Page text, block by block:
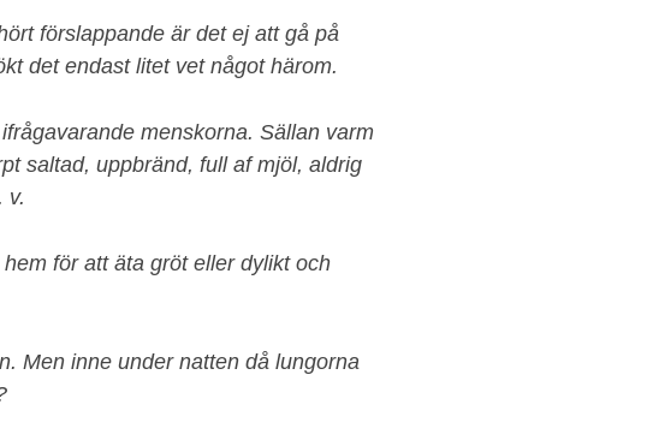
förslappande är det ej att gå på
det endast litet vet något härom.
menskorna. Sällan varm
saltad, uppbränd, full af mjöl, aldrig
v.
för att äta gröt eller dylikt och
Men inne under natten då lungorna